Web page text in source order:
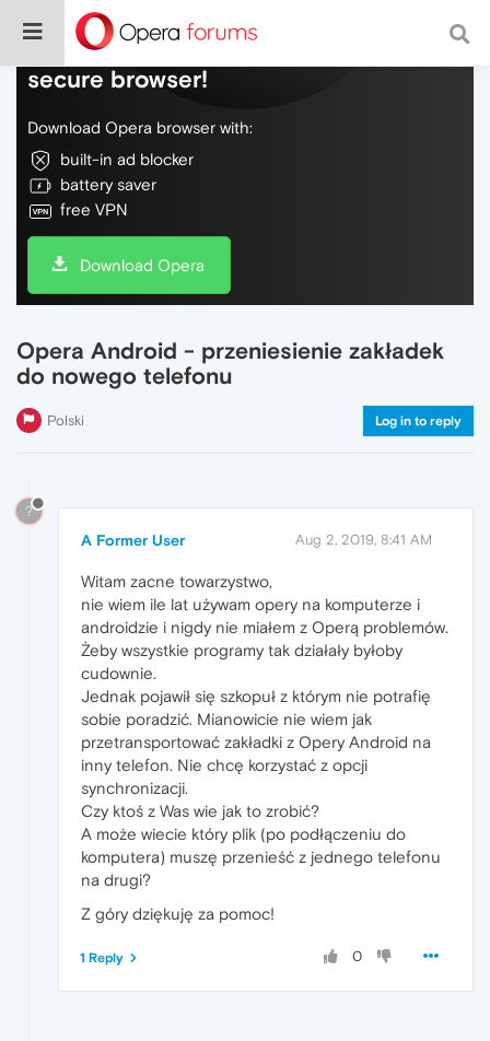
Do more on the web, with a fast and
secure browser!
Download Opera browser with:
built-in ad blocker
battery saver
free VPN
Download Opera
Opera Android - przeniesienie zakładek
do nowego telefonu
Polski Log in to reply
?
A Former User Aug 2, 2019, 8:41 AM
Witam zacne towarzystwo,
nie wiem ile lat używam opery na komputerze i
androidzie i nigdy nie miałem z Operą problemów.
Żeby wszystkie programy tak działały byłoby
cudownie.
Jednak pojawił się szkopuł z którym nie potrafię
sobie poradzić. Mianowicie nie wiem jak
przetransportować zakładki z Opery Android na
inny telefon. Nie chcę korzystać z opcji
synchronizacji.
Czy ktoś z Was wie jak to zrobić?
A może wiecie który plik (po podłączeniu do
komputera) muszę przenieść z jednego telefonu
na drugi?
Z góry dziękuję za pomoc!
0
1 Reply